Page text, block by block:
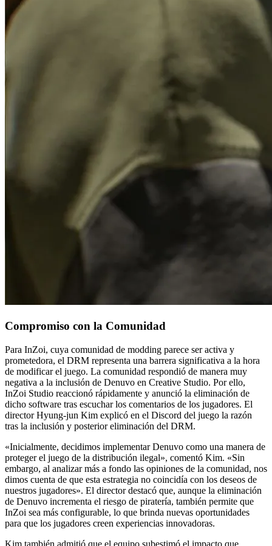
Compromiso con la Comunidad
Para InZoi, cuya comunidad de modding parece ser activa y
prometedora, el DRM representa una barrera significativa a la hora
de modificar el juego. La comunidad respondió de manera muy
negativa a la inclusión de Denuvo en Creative Studio. Por ello,
InZoi Studio reaccionó rápidamente y anunció la eliminación de
dicho software tras escuchar los comentarios de los jugadores. El
director Hyung-jun Kim explicó en el Discord del juego la razón
tras la inclusión y posterior eliminación del DRM.
«Inicialmente, decidimos implementar Denuvo como una manera de
proteger el juego de la distribución ilegal», comentó Kim. «Sin
embargo, al analizar más a fondo las opiniones de la comunidad, nos
dimos cuenta de que esta estrategia no coincidía con los deseos de
nuestros jugadores». El director destacó que, aunque la eliminación
de Denuvo incrementa el riesgo de piratería, también permite que
InZoi sea más configurable, lo que brinda nuevas oportunidades
para que los jugadores creen experiencias innovadoras.
Kim también admitió que el equipo subestimó el impacto que